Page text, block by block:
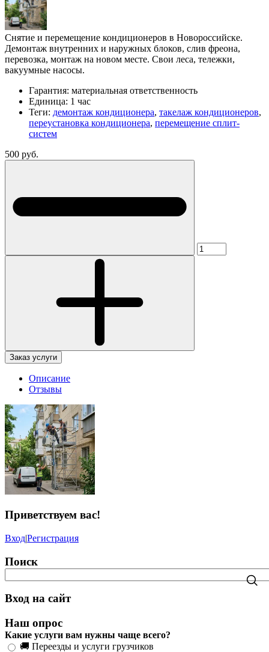
Снятие и перемещение кондиционеров в Новороссийске.
Демонтаж внутренних и наружных блоков, слив фреона,
перевозка, монтаж на новом месте. Свои леса, тележки,
вакуумные насосы.
Гарантия: материальная ответственность
Единица: 1 час
Теги: демонтаж кондиционера, такелаж кондиционеров,
переустановка кондиционера, перемещение сплит-
систем
500 руб.
Заказ услуги
Описание
Отзывы
Приветствуем вас!
Вход|Регистрация
Поиск
Вход на сайт
Наш опрос
Какие услуги вам нужны чаще всего?
🚚 Переезды и услуги грузчиков